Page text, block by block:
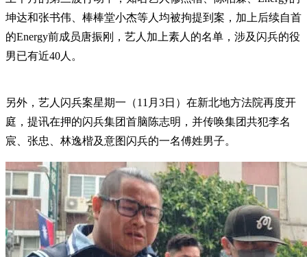
坤达和张书伟、棒棒堂小杰等人均被拘提到案，加上后续自首
的Energy前成员唐振刚，艺人加上素人的名单，涉及闪兵的役
男已有近40人。
另外，艺人闪兵案星期一（11月3日）在新北地方法院再度开
庭，提讯在押的闪兵集团首脑陈志明，并传唤集团共犯李名
宸、张忠、林逸楷及意图闪兵的一名傅姓男子。